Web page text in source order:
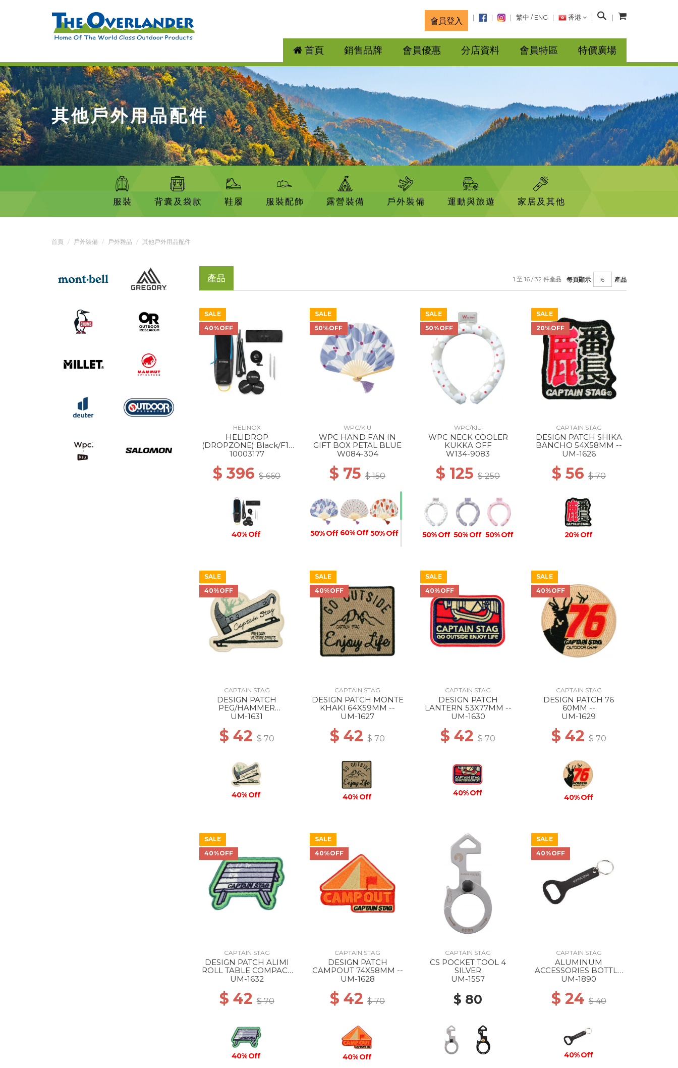
會員登入 繁中 / ENG 香港
搜
首頁 銷售品牌 會員優惠 分店資料 會員特區 特價廣場
其他戶外用品配件
服裝 背囊及袋款 鞋履 服裝配飾 露營裝備 戶外裝備 運動與旅遊 家居及其他
首頁 戶外裝備 戶外雜品 其他戶外用品配件
產品 每頁顯示 產品
1 至 16 / 32 件產品
SALE
40%OFF
HELINOX
HELIDROP
(DROPZONE) Black/F11
Steel Grey
10003177
$ 396$ 660
40% Off
SALE
50%OFF
WPC/KIU
WPC HAND FAN IN
GIFT BOX PETAL BLUE
W084-304
$ 75$ 150
50% Off 60% Off 50% Off
40% Off
SALE
50%OFF
WPC/KIU
WPC NECK COOLER
KUKKA OFF
W134-9083
$ 125$ 250
50% Off 50% Off 50% Off
SALE
20%OFF
CAPTAIN STAG
DESIGN PATCH SHIKA
BANCHO 54X58MM --
UM-1626
$ 56 $ 70
20% Off
SALE
40%OFF
CAPTAIN STAG
DESIGN PATCH
PEG/HAMMER
77X63MM --
UM-1631
$ 42$ 70
40% Off
SALE
40%OFF
CAPTAIN STAG
DESIGN PATCH MONTE
KHAKI 64X59MM --
UM-1627
$ 42$ 70
40% Off
SALE
40%OFF
CAPTAIN STAG
DESIGN PATCH
LANTERN 53X77MM --
UM-1630
$ 42$ 70
40% Off
SALE
40%OFF
CAPTAIN STAG
DESIGN PATCH 76
60MM --
UM-1629
$ 42 $ 70
40% Off
SALE
40%OFF
CAPTAIN STAG
DESIGN PATCH ALIMI
ROLL TABLE COMPACT
76X52MM --
UM-1632
$ 42$ 70
40% Off
SALE
40%OFF
CAPTAIN STAG
DESIGN PATCH
CAMPOUT 74X58MM --
UM-1628
$ 42$ 70
40% Off
CAPTAIN STAG
CS POCKET TOOL 4
SILVER
UM-1557
$ 80
SALE
40%OFF
CAPTAIN STAG
ALUMINUM
ACCESSORIES BOTTLE
OPENER STANDARD
UM-1890
$ 24 $ 40
40% Off